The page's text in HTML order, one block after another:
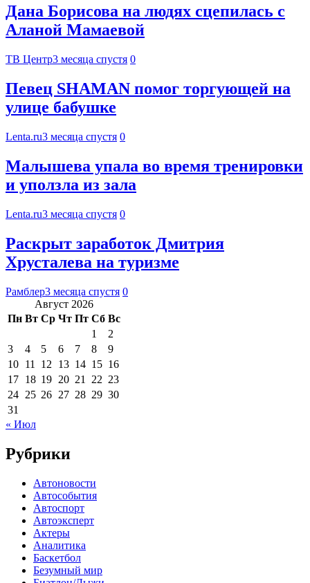
Дана Борисова на людях сцепилась с
Аланой Мамаевой
ТВ Центр3 месяца спустя 0
Певец SHAMAN помог торгующей на
улице бабушке
Lenta.ru3 месяца спустя 0
Малышева упала во время тренировки
и уползла из зала
Lenta.ru3 месяца спустя 0
Раскрыт заработок Дмитрия
Хрусталева на туризме
Рамблер3 месяца спустя 0
Август 2026
Пн Вт Ср Чт Пт Сб Вс
1
2
3
4 5 6 7 8
9
10 11 12 13 14 15 16
17 18 19 20 21 22 23
24 25 26 27 28 29 30
31
« Июл
Рубрики
Автоновости
Автособытия
Автоспорт
Автоэксперт
Актеры
Аналитика
Баскетбол
Безумный мир